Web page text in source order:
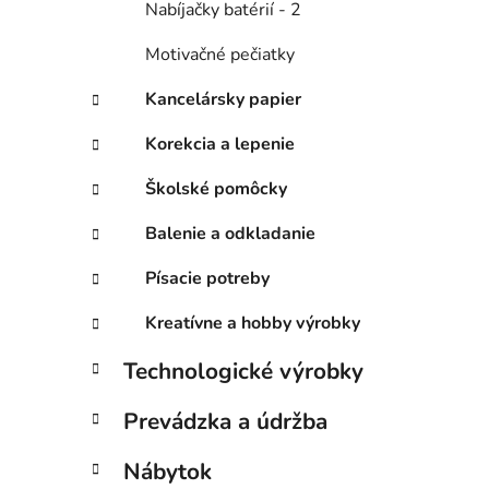
Nabíjačky batérií - 2
Motivačné pečiatky
Kancelársky papier
Korekcia a lepenie
Školské pomôcky
Balenie a odkladanie
Písacie potreby
Kreatívne a hobby výrobky
Technologické výrobky
Prevádzka a údržba
Nábytok